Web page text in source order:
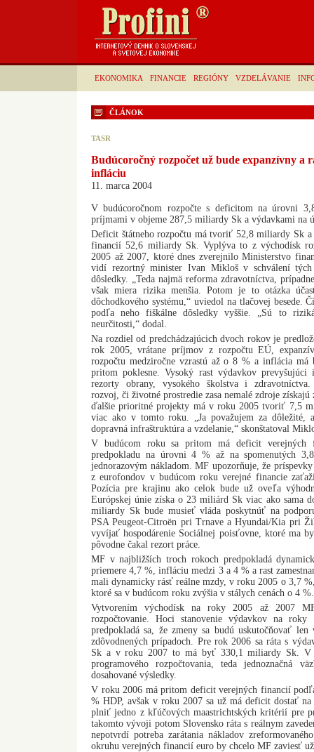
EKONOMIKA FINANCIE REGIÓNY VZDELÁVANIE
ČLÁNOK
TASR
Budúcoročný rozpočet už bude expanzívny a
infláciu
11. marca 2004
V budúcoročnom rozpočte s deficitom na úrovni
príjmami v objeme 287,5 miliardy Sk a výdavkami na
Deficit štátneho rozpočtu má tvoriť 52,8 miliardy Sk
financií 52,6 miliardy Sk. Vyplýva to z východísk
2005 až 2007, ktoré dnes zverejnilo Ministerstvo
vidí rezortný minister Ivan Mikloš v schválení
dôsledky. „Teda najmä reforma zdravotníctva,
však miera rizika menšia. Potom je to otázka
dôchodkového systému,“ uviedol na tlačovej besede.
podľa neho fiškálne dôsledky vyššie. „Sú to
neurčitosti,“ dodal.
Na rozdiel od predchádzajúcich dvoch rokov je
rok 2005, vrátane príjmov z rozpočtu EÚ,
rozpočtu medziročne vzrastú až o 8 % a inflácia
pritom poklesne. Vysoký rast výdavkov prevyšujúci
rezorty obrany, vysokého školstva i zdravotníctva.
rozvoj, či životné prostredie zasa nemalé zdroje
ďalšie prioritné projekty má v roku 2005 tvoriť 7,5
viac ako v tomto roku. „Ja považujem za dôležité,
dopravná infraštruktúra a vzdelanie,“ skonštatoval
V budúcom roku sa pritom má deficit verejných
predpokladu na úrovni 4 % až na spomenutých
jednorazovým nákladom. MF upozorňuje, že
z eurofondov v budúcom roku verejné financie
Pozícia pre krajinu ako celok bude už oveľa
Európskej únie získa o 23 miliárd Sk viac ako sama
miliardy Sk bude musieť vláda poskytnúť na
PSA Peugeot-Citroën pri Trnave a Hyundai/Kia pri
vyvíjať hospodárenie Sociálnej poisťovne, ktoré ma
pôvodne čakal rezort práce.
MF v najbližších troch rokoch predpokladá
priemere 4,7 %, infláciu medzi 3 a 4 % a rast
mali dynamicky rásť reálne mzdy, v roku 2005 o 3,7
ktoré sa v budúcom roku zvýšia v stálych cenách o 4 %.
Vytvorením východísk na roky 2005 až 2007
rozpočtovanie. Hoci stanovenie výdavkov na
predpokladá sa, že zmeny sa budú uskutočňovať len
zdôvodnených prípadoch. Pre rok 2006 sa ráta s
Sk a v roku 2007 to má byť 330,1 miliardy Sk. V
programového rozpočtovania, teda jednoznačná
dosahované výsledky.
V roku 2006 má pritom deficit verejných financií
% HDP, avšak v roku 2007 sa už má deficit dostať
plniť jedno z kľúčových maastrichtských kritérií pre
takomto vývoji potom Slovensko ráta s reálnym
nepotvrdí potreba zarátania nákladov
okruhu verejných financií euro by chcelo MF zaviesť